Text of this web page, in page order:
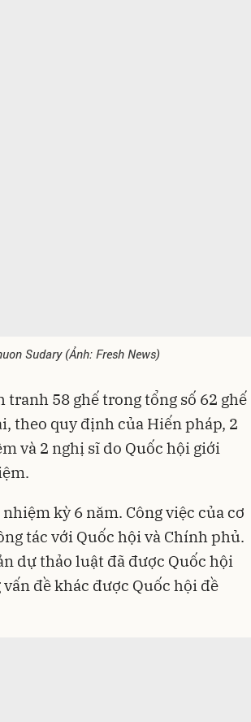
Sudary (Ảnh: Fresh News)
tranh 58 ghế trong tổng số 62 ghế
theo quy định của Hiến pháp, 2
và 2 nghị sĩ do Quốc hội giới
kỳ 6 năm. Công việc của cơ
tác với Quốc hội và Chính phủ.
dự thảo luật đã được Quốc hội
đề khác được Quốc hội đề